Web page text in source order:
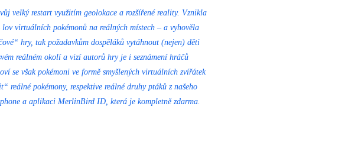
velký restart využitím geolokace a rozšířené reality. Vznikla
virtuálních pokémonů na reálných místech – a vyhověla
hry, tak požadavkům dospěláků vytáhnout (nejen) děti
reálném okolí a vizí autorů hry je i seznámení hráčů
se však pokémoni ve formě smyšlených virtuálních zvířátek
reálné pokémony, respektive reálné druhy ptáků z našeho
a aplikaci MerlinBird ID, která je kompletně zdarma.